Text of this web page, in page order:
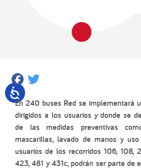
Facebook
En 240 buses Red se implementará
dirigidos a los usuarios y donde se
de las medidas preventivas
mascarillas, lavado de manos y
usuarios de los recorridos 106, 108,
423, 481 y 431c, podrán ser parte de